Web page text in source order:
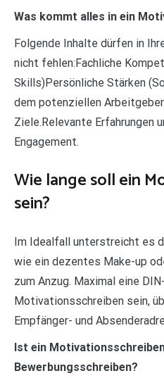
Was kommt alles in ein
Folgende Inhalte dürfen in
nicht fehlen:Fachliche
Skills)Persönliche Stärken
dem potenziellen
Ziele.Relevante Erfahrungen
Engagement.
Wie lange soll ein
sein?
Im Idealfall unterstreicht es
wie ein dezentes Make-up
zum Anzug. Maximal eine
Motivationsschreiben sein,
Empfänger- und
Ist ein
Bewerbungsschreiben?